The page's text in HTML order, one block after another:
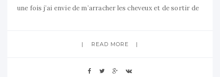
une fois j’ai envie de m’arracher les cheveux et de sortir de
READ MORE